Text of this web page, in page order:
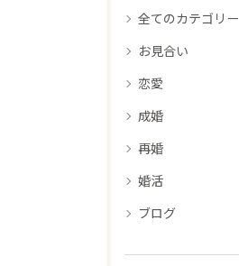
全てのカテゴリー
お見合い
恋愛
成婚
再婚
婚活
ブログ